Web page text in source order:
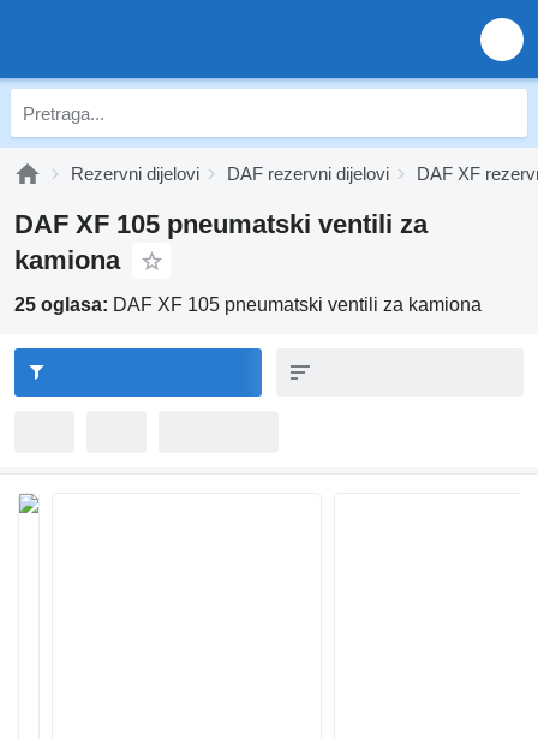
Rezervni dijelovi DAF rezervni dijelovi DAF XF
DAF XF 105 pneumatski ventili za
kamiona
25 oglasa: DAF XF 105 pneumatski ventili za kamiona